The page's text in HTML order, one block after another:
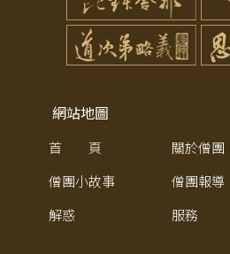
網站地圖
首 頁 關於僧團
僧團小故事
僧團報導
解惑
服務